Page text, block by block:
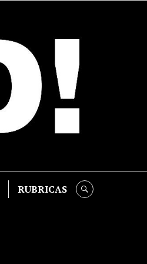
RUBRICAS SEARCH